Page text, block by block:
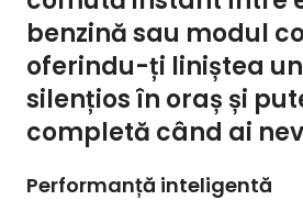
benzină sau modul
oferindu-ți liniștea
silențios în oraș și
completă când ai
Performanță inteligentă